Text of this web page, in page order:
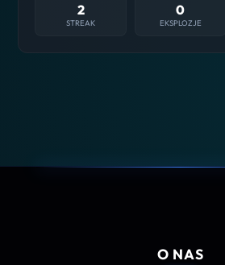
2
STREAK
0
EKSPLOZJE
O NAS